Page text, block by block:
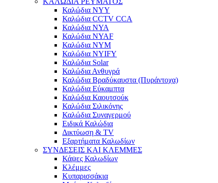
Καλώδια NYY
Καλώδια CCTV CCA
Καλώδια NYA
Καλώδια NYAF
Καλώδια NYM
Καλώδια NYIFY
Καλώδια Solar
Καλώδια Ανθυγρά
Καλώδια Βραδύκαυστα (Πυράντοχα)
Καλώδια Εύκαμπτα
Καλώδια Καουτσούκ
Καλώδια Σιλικόνης
Καλώδια Συναγερμού
Ειδικά Καλώδια
Δικτύωση & TV
Εξαρτήματα Καλωδίων
ΣΥΝΔΕΣΕΙΣ ΚΑΙ ΚΛΕΜΜΕΣ
Κάψες Καλωδίων
Κλέμμες
Κυπαρισσάκια